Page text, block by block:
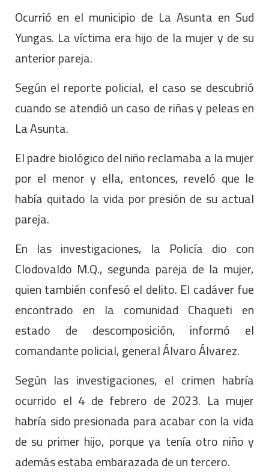
Ocurrió en el municipio de La Asunta en Sud
Yungas. La víctima era hijo de la mujer y de su
anterior pareja.
Según el reporte policial, el caso se descubrió
cuando se atendió un caso de riñas y peleas en
La Asunta.
El padre biológico del niño reclamaba a la mujer
por el menor y ella, entonces, reveló que le
había quitado la vida por presión de su actual
pareja.
En las investigaciones, la Policía dio con
Clodovaldo M.Q., segunda pareja de la mujer,
quien también confesó el delito. El cadáver fue
encontrado en la comunidad Chaqueti en
estado de descomposición, informó el
comandante policial, general Álvaro Álvarez.
Según las investigaciones, el crimen habría
ocurrido el 4 de febrero de 2023. La mujer
habría sido presionada para acabar con la vida
de su primer hijo, porque ya tenía otro niño y
además estaba embarazada de un tercero.